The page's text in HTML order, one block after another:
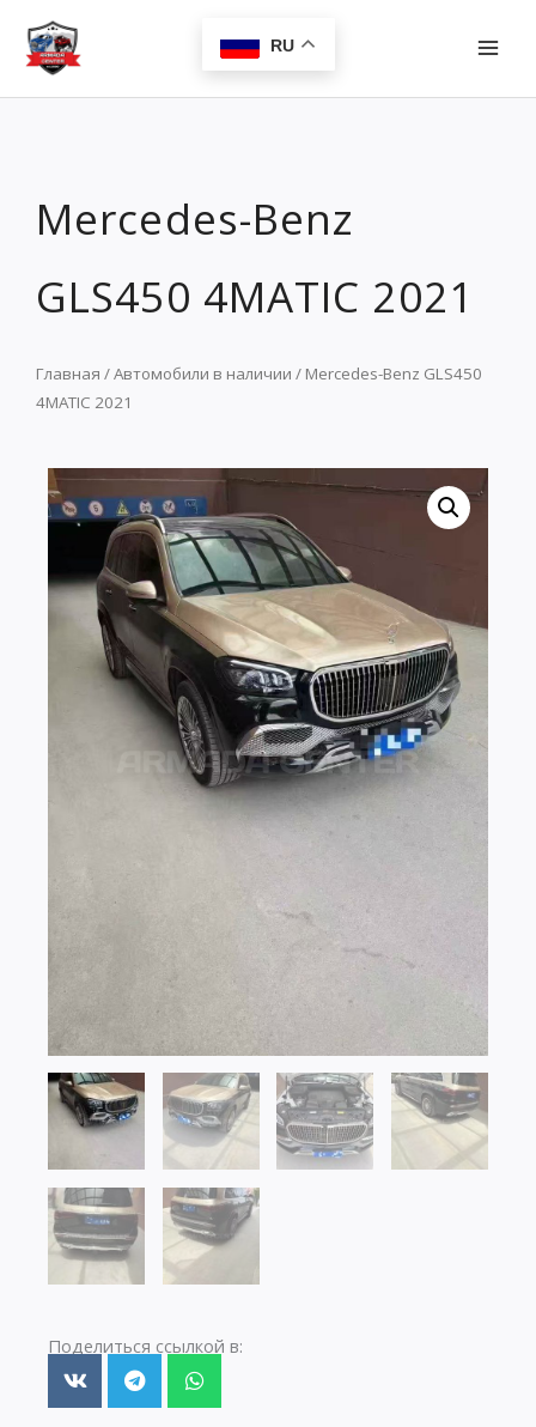
Перейти
содержимому
RU
Mercedes-Benz
GLS450 4MATIC 2021
Главная /Автомобили в наличии / Mercedes-Benz GLS450
4MATIC 2021
Поделиться ссылкой в: